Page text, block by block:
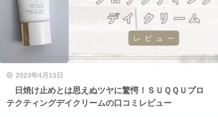
2023年4月13日
日焼け止めとは思えぬツヤに驚愕！ＳＵＱＱＵプロ
テクティングデイクリームの口コミレビュー